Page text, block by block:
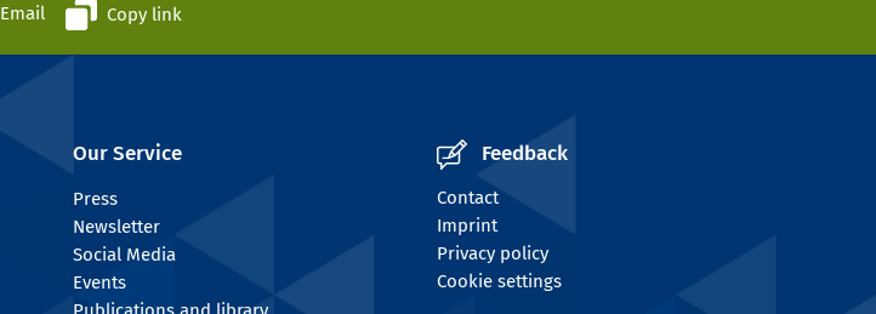
Email Copy link
Our Service
Press
Newsletter
Social Media
Events
Feedback
Contact
Imprint
Privacy policy
Cookie settings